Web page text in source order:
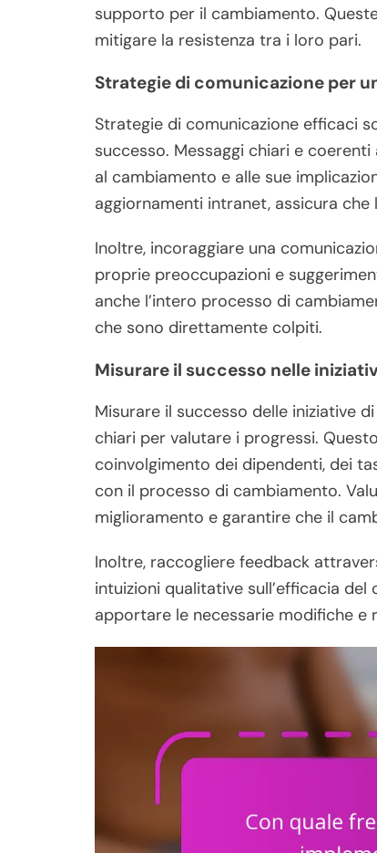
supporto per il cambiamento.
mitigare la resistenza tra i loro pari.
Strategie di comunicazione per
Strategie di comunicazione efficaci
successo. Messaggi chiari e
al cambiamento e alle sue
aggiornamenti intranet, assicura
Inoltre, incoraggiare una
proprie preoccupazioni e
anche l’intero processo di
che sono direttamente colpiti.
Misurare il successo nelle
Misurare il successo delle iniziative
chiari per valutare i progressi.
coinvolgimento dei dipendenti, dei
con il processo di cambiamento.
miglioramento e garantire che il
Inoltre, raccogliere feedback
intuizioni qualitative sull’efficacia
apportare le necessarie modifiche e